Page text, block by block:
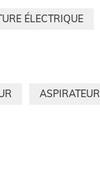
ÉLECTRIQUE
ASPIRATEUR